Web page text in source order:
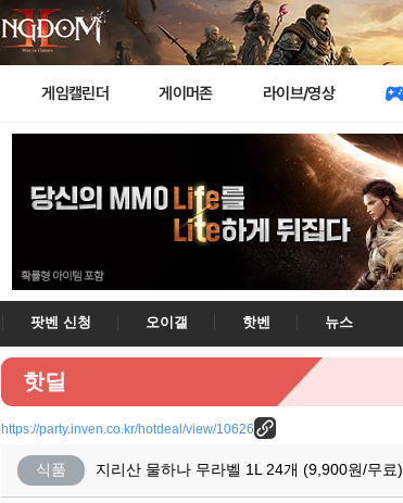
게임캘린더 게이머존 라이브/영상
팟벤 신청 오이갤 핫벤
뉴스
핫딜
https://party.inven.co.kr/hotdeal/view/10626
식품 지리산 물하나 무라벨 1L 24개 (9,900원/무료)